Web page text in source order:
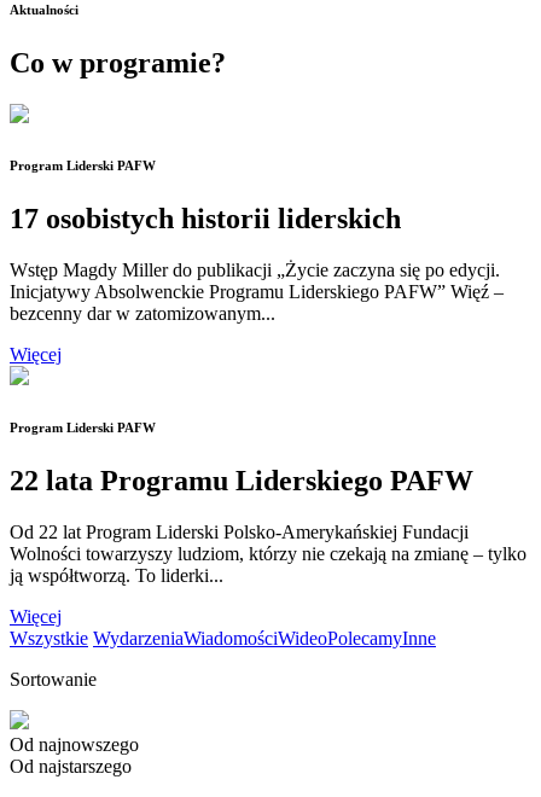
Aktualności
Co w programie?
Program Liderski PAFW
17 osobistych historii liderskich
Wstęp Magdy Miller do publikacji „Życie zaczyna się po edycji.
Inicjatywy Absolwenckie Programu Liderskiego PAFW” Więź –
bezcenny dar w zatomizowanym...
Więcej
Program Liderski PAFW
22 lata Programu Liderskiego PAFW
Od 22 lat Program Liderski Polsko-Amerykańskiej Fundacji
Wolności towarzyszy ludziom, którzy nie czekają na zmianę – tylko
ją współtworzą. To liderki...
Więcej
Wszystkie WydarzeniaWiadomościWideoPolecamyInne
Sortowanie
Od najnowszego
Od najstarszego